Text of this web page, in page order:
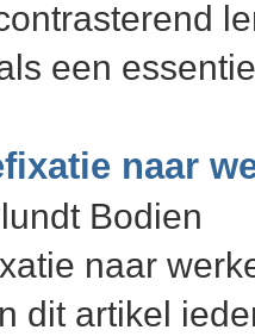
een
naar
Bodien
naar
dit artikel